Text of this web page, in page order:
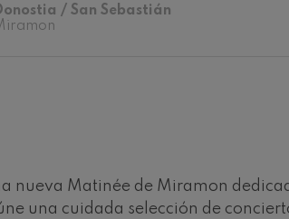
/ San Sebastián
nueva Matinée de Miramon
una cuidada selección de
El cant dels ocells
Johannes Brahms: Sinfonía nº2
Johannes Brahms